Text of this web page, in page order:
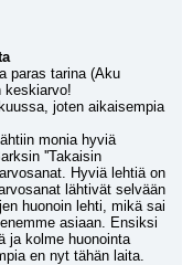
paras tarina (Aku
keskiarvo!
joten aikaisempia
monia hyviä
''Takaisin
Hyviä lehtiä on
lähtivät selvään
huonoin lehti, mikä sai
asiaan. Ensiksi
ja kolme huonointa
en nyt tähän laita.